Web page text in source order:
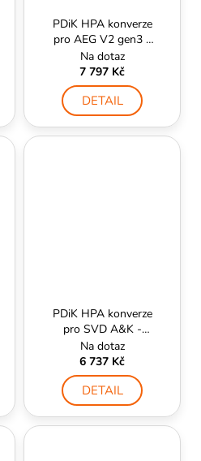
PDiK HPA konverze
pro AEG V2 gen3 s
mechaboxem -
ManCraft
Na dotaz
7 797 Kč
DETAIL
PDiK HPA konverze
pro SVD A&K -
ManCraft
Na dotaz
6 737 Kč
DETAIL